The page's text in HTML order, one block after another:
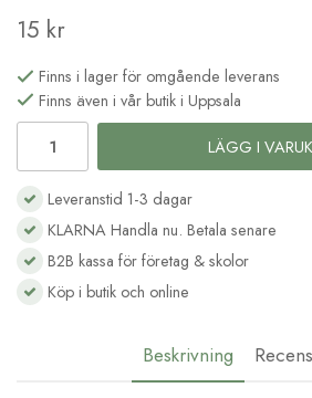
15 kr
Finns i lager för omgående leverans
Finns även i vår butik i Uppsala
LÄGG I
Leveranstid 1-3 dagar
KLARNA Handla nu. Betala senare
B2B kassa för företag & skolor
Köp i butik och online
Beskrivning